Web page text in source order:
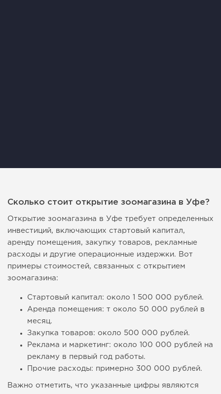
Сколько стоит открытие зоомагазина в Уфе?
Открытие зоомагазина в Уфе требует определенных
инвестиций, включающих стартовый капитал,
аренду помещения, закупку товаров, рекламные
расходы и другие операционные издержки. Вот
примеры стоимостей, связанных с открытием
зоомагазина:
Стартовый капитал: около 1 500 000 рублей.
Аренда помещения: т около 50 000 рублей в
месяц.
Закупка товаров: около 500 000 рублей.
Реклама и маркетинг: около 100 000 рублей на
рекламу в первый год работы.
Прочие расходы: примерно 300 000 рублей.
Важно отметить, что указанные цифры являются